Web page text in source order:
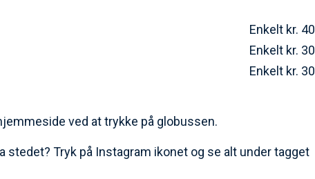
Enkelt kr. 40
Enkelt kr. 30
Enkelt kr. 30
ved at trykke på globussen.
stedet? Tryk på Instagram ikonet og se alt under tagget